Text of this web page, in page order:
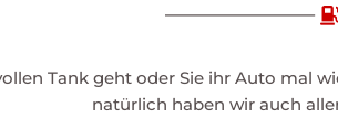
Tank geht oder Sie ihr Auto mal
natürlich haben wir auch